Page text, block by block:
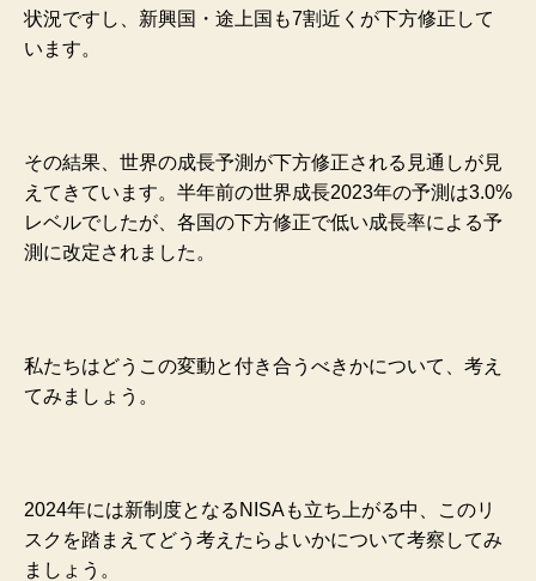
状況ですし、新興国・途上国も7割近くが下方修正して
います。
その結果、世界の成長予測が下方修正される見通しが見
えてきています。半年前の世界成長2023年の予測は3.0%
レベルでしたが、各国の下方修正で低い成長率による予
測に改定されました。
私たちはどうこの変動と付き合うべきかについて、考え
てみましょう。
2024年には新制度となるNISAも立ち上がる中、このリ
スクを踏まえてどう考えたらよいかについて考察してみ
ましょう。